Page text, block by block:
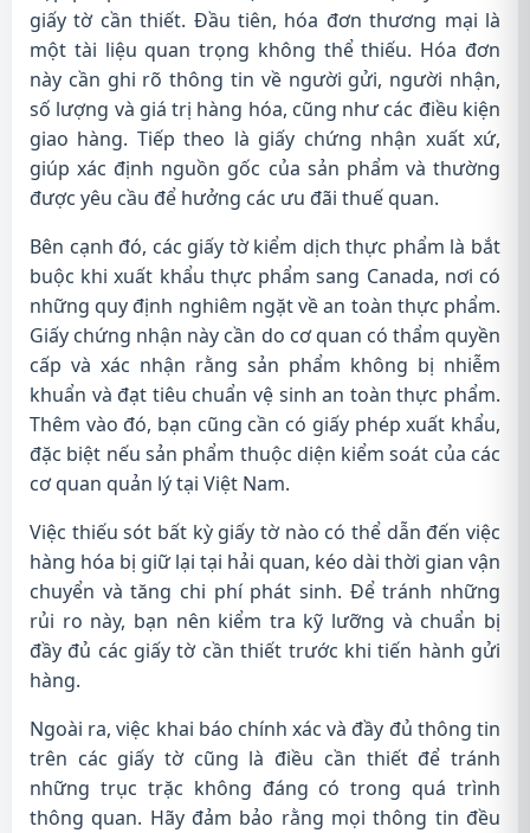
giấy tờ cần thiết. Đầu tiên, hóa đơn thương mại là
một tài liệu quan trọng không thể thiếu. Hóa đơn
này cần ghi rõ thông tin về người gửi, người nhận,
số lượng và giá trị hàng hóa, cũng như các điều kiện
giao hàng. Tiếp theo là giấy chứng nhận xuất xứ,
giúp xác định nguồn gốc của sản phẩm và thường
được yêu cầu để hưởng các ưu đãi thuế quan.
Bên cạnh đó, các giấy tờ kiểm dịch thực phẩm là bắt
buộc khi xuất khẩu thực phẩm sang Canada, nơi có
những quy định nghiêm ngặt về an toàn thực phẩm.
Giấy chứng nhận này cần do cơ quan có thẩm quyền
cấp và xác nhận rằng sản phẩm không bị nhiễm
khuẩn và đạt tiêu chuẩn vệ sinh an toàn thực phẩm.
Thêm vào đó, bạn cũng cần có giấy phép xuất khẩu,
đặc biệt nếu sản phẩm thuộc diện kiểm soát của các
cơ quan quản lý tại Việt Nam.
Việc thiếu sót bất kỳ giấy tờ nào có thể dẫn đến việc
hàng hóa bị giữ lại tại hải quan, kéo dài thời gian vận
chuyển và tăng chi phí phát sinh. Để tránh những
rủi ro này, bạn nên kiểm tra kỹ lưỡng và chuẩn bị
đầy đủ các giấy tờ cần thiết trước khi tiến hành gửi
hàng.
Ngoài ra, việc khai báo chính xác và đầy đủ thông tin
trên các giấy tờ cũng là điều cần thiết để tránh
những trục trặc không đáng có trong quá trình
thông quan. Hãy đảm bảo rằng mọi thông tin đều